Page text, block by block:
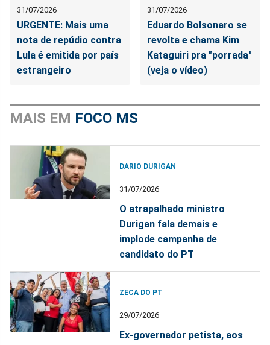
31/07/2026
URGENTE: Mais uma
nota de repúdio contra
Lula é emitida por país
estrangeiro
31/07/2026
Eduardo Bolsonaro se
revolta e chama Kim
Kataguiri pra "porrada"
(veja o vídeo)
MAIS EM FOCO MS
DARIO DURIGAN
31/07/2026
O atrapalhado ministro
Durigan fala demais e
implode campanha de
candidato do PT
ZECA DO PT
29/07/2026
Ex-governador petista, aos